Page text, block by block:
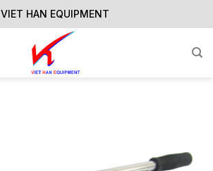
VIET HAN EQUIPMENT